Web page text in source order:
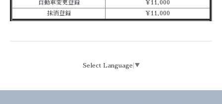
自動車変更登録
¥11,000
抹消登録
¥11,000
Select Language ▼